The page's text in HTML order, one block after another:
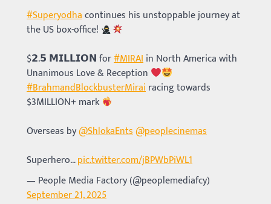
#Superyodhacontinues his unstoppable journey at
the US box-office!
$𝟮.𝟱 𝗠𝗜𝗟𝗟𝗜𝗢𝗡 for#MIRAIin North America with
Unanimous Love & Reception
#BrahmandBlockbusterMirairacing towards
$3MILLION+ mark
Overseas by@ShlokaEnts@peoplecinemas
Superhero…pic.twitter.com/jBPWbPiWL1
— People Media Factory (@peoplemediafcy)
September 21, 2025